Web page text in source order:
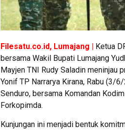
Filesatu.co.id, Lumajang | Ketua
bersama Wakil Bupati Lumajang
Mayjen TNI Rudy Saladin meninjau
Yonif TP Narrarya Kirana, Rabu (3/
Senduro, bersama Komandan
Forkopimda.
Kunjungan ini menjadi bentuk